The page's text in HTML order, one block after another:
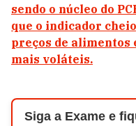
sendo o núcleo do
que o indicador
preços de alimentos
mais voláteis.
Siga a Exame e